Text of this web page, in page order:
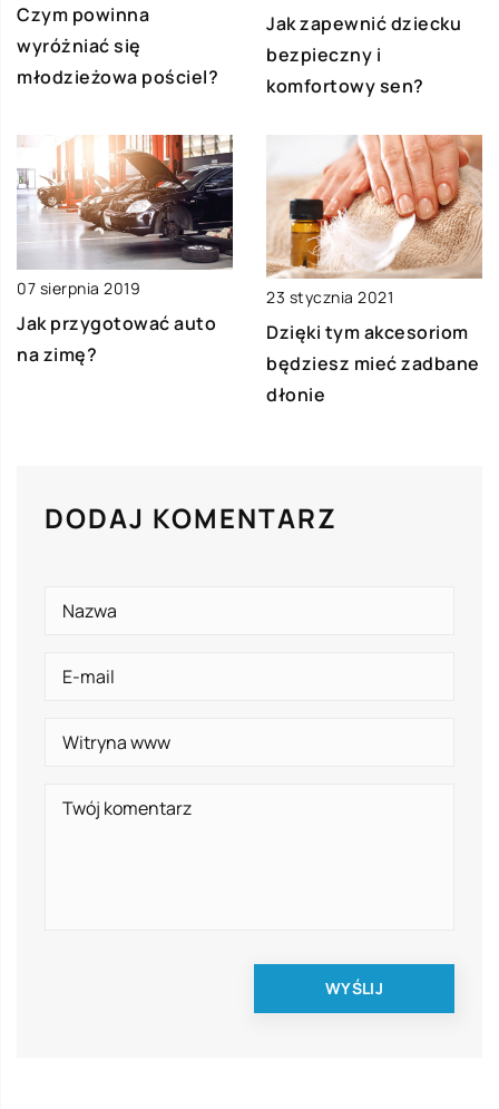
Czym powinna
wyróżniać się
młodzieżowa pościel?
Jak zapewnić dziecku
bezpieczny i
komfortowy sen?
07 sierpnia 2019
Jak przygotować auto
na zimę?
23 stycznia 2021
Dzięki tym akcesoriom
będziesz mieć zadbane
dłonie
DODAJ KOMENTARZ